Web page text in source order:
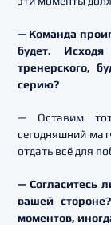
— Команда
будет.
тренерского,
серию?
— Оставим
сегодняшний
отдать всё для
— Согласитесь
вашей
моментов,